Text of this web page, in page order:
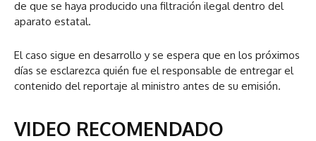
de que se haya producido una filtración ilegal dentro del
aparato estatal.
El caso sigue en desarrollo y se espera que en los próximos
días se esclarezca quién fue el responsable de entregar el
contenido del reportaje al ministro antes de su emisión.
VIDEO RECOMENDADO